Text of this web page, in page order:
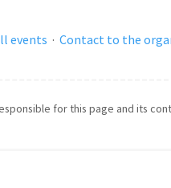
events · Contact to the
for this page and its